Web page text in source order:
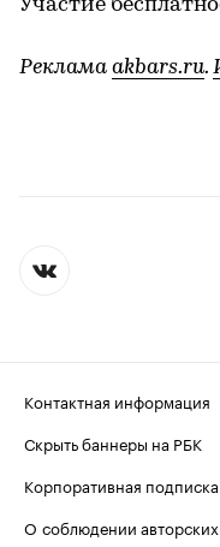
Участие
Реклама akbars.ru.
Контактная информация
Скрыть баннеры на РБК
Корпоративная подписка
О соблюдении